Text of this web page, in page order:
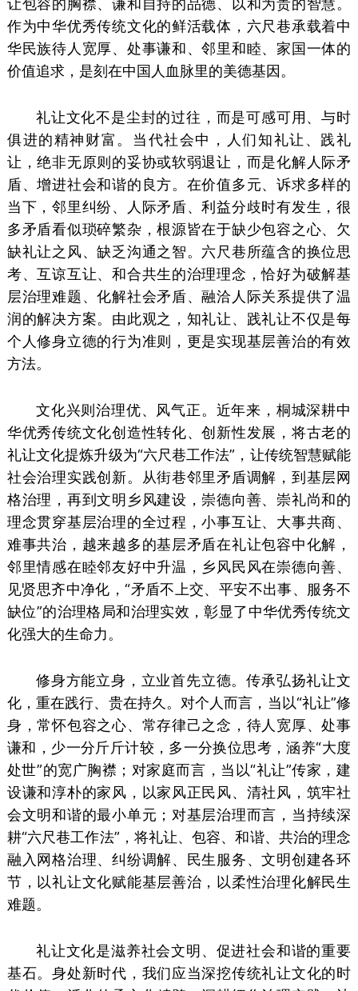
让包容的胸襟、谦和自持的品德、以和为贵的智慧。
作为中华优秀传统文化的鲜活载体，六尺巷承载着中
华民族待人宽厚、处事谦和、邻里和睦、家国一体的
价值追求，是刻在中国人血脉里的美德基因。
礼让文化不是尘封的过往，而是可感可用、与时
俱进的精神财富。当代社会中，人们知礼让、践礼
让，绝非无原则的妥协或软弱退让，而是化解人际矛
盾、增进社会和谐的良方。在价值多元、诉求多样的
当下，邻里纠纷、人际矛盾、利益分歧时有发生，很
多矛盾看似琐碎繁杂，根源皆在于缺少包容之心、欠
缺礼让之风、缺乏沟通之智。六尺巷所蕴含的换位思
考、互谅互让、和合共生的治理理念，恰好为破解基
层治理难题、化解社会矛盾、融洽人际关系提供了温
润的解决方案。由此观之，知礼让、践礼让不仅是每
个人修身立德的行为准则，更是实现基层善治的有效
方法。
文化兴则治理优、风气正。近年来，桐城深耕中
华优秀传统文化创造性转化、创新性发展，将古老的
礼让文化提炼升级为“六尺巷工作法”，让传统智慧赋能
社会治理实践创新。从街巷邻里矛盾调解，到基层网
格治理，再到文明乡风建设，崇德向善、崇礼尚和的
理念贯穿基层治理的全过程，小事互让、大事共商、
难事共治，越来越多的基层矛盾在礼让包容中化解，
邻里情感在睦邻友好中升温，乡风民风在崇德向善、
见贤思齐中净化，“矛盾不上交、平安不出事、服务不
缺位”的治理格局和治理实效，彰显了中华优秀传统文
化强大的生命力。
修身方能立身，立业首先立德。传承弘扬礼让文
化，重在践行、贵在持久。对个人而言，当以“礼让”修
身，常怀包容之心、常存律己之念，待人宽厚、处事
谦和，少一分斤斤计较，多一分换位思考，涵养“大度
处世”的宽广胸襟；对家庭而言，当以“礼让”传家，建
设谦和淳朴的家风，以家风正民风、清社风，筑牢社
会文明和谐的最小单元；对基层治理而言，当持续深
耕“六尺巷工作法”，将礼让、包容、和谐、共治的理念
融入网格治理、纠纷调解、民生服务、文明创建各环
节，以礼让文化赋能基层善治，以柔性治理化解民生
难题。
礼让文化是滋养社会文明、促进社会和谐的重要
基石。身处新时代，我们应当深挖传统礼让文化的时